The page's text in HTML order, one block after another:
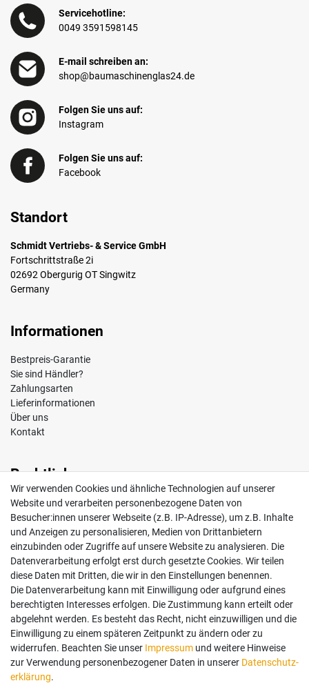
Servicehotline:
0049 3591598145
E-mail schreiben an:
shop@baumaschinenglas24.de
Folgen Sie uns auf:
Instagram
Folgen Sie uns auf:
Facebook
Standort
Schmidt Vertriebs- & Service GmbH
Fortschrittstraße 2i
02692 Obergurig OT Singwitz
Germany
Informationen
Bestpreis-Garantie
Sie sind Händler?
Zahlungsarten
Lieferinformationen
Über uns
Kontakt
Rechtliches
Impressum
AGB
Widerrufsrecht
Datenschutz
Vertrag widerrufen
Mein Konto
Anmelden
Registrieren
Bezahlung und Versand
Wir verwenden Cookies und ähnliche Technologien auf unserer
Website und verarbeiten personenbezogene Daten von
Besucher:innen unserer Webseite (z.B. IP-Adresse), um z.B. Inhalte
und Anzeigen zu personalisieren, Medien von Drittanbietern
einzubinden oder Zugriffe auf unsere Website zu analysieren. Die
Datenverarbeitung erfolgt erst durch gesetzte Cookies. Wir teilen
diese Daten mit Dritten, die wir in den Einstellungen benennen.
Die Datenverarbeitung kann mit Einwilligung oder aufgrund eines
berechtigten Interesses erfolgen. Die Zustimmung kann erteilt oder
abgelehnt werden. Es besteht das Recht, nicht einzuwilligen und die
Einwilligung zu einem späteren Zeitpunkt zu ändern oder zu
widerrufen. Beachten Sie unser Impressum und weitere Hinweise
zur Verwendung personenbezogener Daten in unserer Daten­schutz­
erklärung.